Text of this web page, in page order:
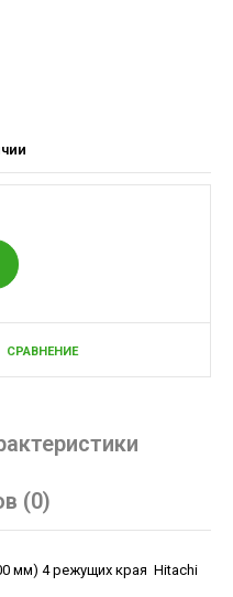
СРАВНЕНИЕ
(0)
мм) 4 режущих края Hitachi